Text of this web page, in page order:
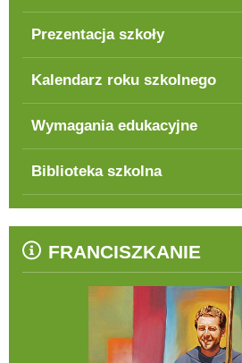
Prezentacja szkoły
Kalendarz roku szkolnego
Wymagania edukacyjne
Biblioteka szkolna
FRANCISZKANIE